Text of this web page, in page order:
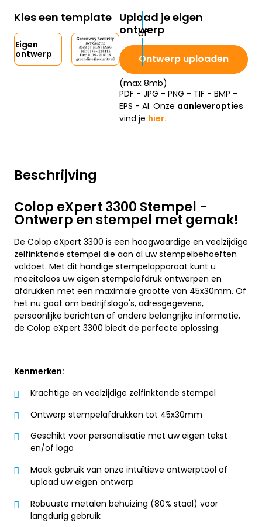
Beschrijving
Colop eXpert 3300 Stempel -
Ontwerp en stempel met gemak!
De Colop eXpert 3300 is een hoogwaardige en veelzijdige
zelfinktende stempel die aan al uw stempelbehoeften
voldoet. Met dit handige stempelapparaat kunt u
moeiteloos uw eigen stempelafdruk ontwerpen en
afdrukken met een maximale grootte van 45x30mm. Of
het nu gaat om bedrijfslogo's, adresgegevens,
persoonlijke berichten of andere belangrijke informatie,
de Colop eXpert 3300 biedt de perfecte oplossing.
Kenmerken:
Krachtige en veelzijdige zelfinktende stempel
Ontwerp stempelafdrukken tot 45x30mm
Geschikt voor personalisatie met uw eigen tekst
en/of logo
Maak gebruik van onze intuïtieve ontwerptool of
upload uw eigen ontwerp
Robuuste metalen behuizing (80% staal) voor
langdurig gebruik
Kies een template
Eigen
ontwerp
Upload je eigen
ontwerp
Ontwerp uploaden
(max 8mb)
PDF - JPG - PNG - TIF - BMP -
EPS - AI. Onze aanleveropties
vind je hier.